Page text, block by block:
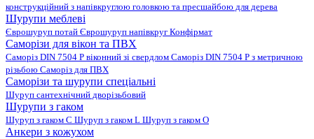
конструкційний з напівкруглою головкою та пресшайбою для дерева
Шурупи меблеві
Єврошуруп потай Єврошуруп напівкруг Конфірмат
Саморізи для вікон та ПВХ
Саморіз DIN 7504 P віконний зі свердлом Саморіз DIN 7504 P з метричною
різьбою Саморіз для ПВХ
Саморізи та шурупи спеціальні
Шуруп сантехнічний дворізьбовий
Шурупи з гаком
Шуруп з гаком C Шуруп з гаком L Шуруп з гаком O
Анкери з кожухом